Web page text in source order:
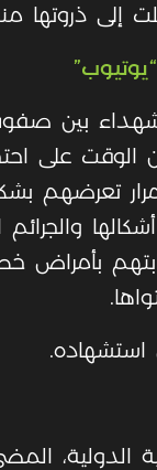
إلى ذروتها
بين
على
تعرضهم
والجرائم
بأمراض
استشهاده.